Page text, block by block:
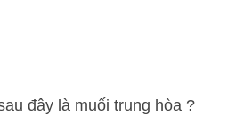
đây là muối trung hòa ?